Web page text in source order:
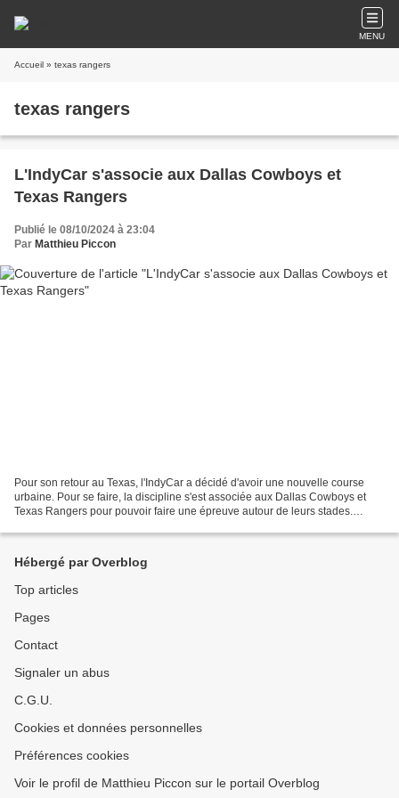
MENU
Accueil » texas rangers
texas rangers
L'IndyCar s'associe aux Dallas Cowboys et
Texas Rangers
Publié le 08/10/2024 à 23:04
Par Matthieu Piccon
Pour son retour au Texas, l'IndyCar a décidé d'avoir une nouvelle course
urbaine. Pour se faire, la discipline s'est associée aux Dallas Cowboys et
Texas Rangers pour pouvoir faire une épreuve autour de leurs stades.
Hébergé par Overblog
Top articles
Pages
Contact
Signaler un abus
C.G.U.
Cookies et données personnelles
Préférences cookies
Voir le profil de Matthieu Piccon sur le portail Overblog